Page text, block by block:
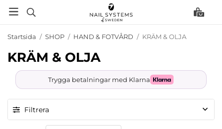
Startsida / SHOP / HAND & FOTVÅRD / KRÄM & OLJA
KRÄM & OLJA
Trygga betalningar med Klarna
Filtrera